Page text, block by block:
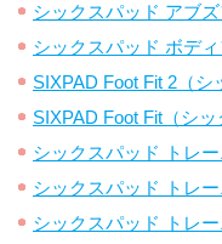
シックスパッド アブ
シックスパッド ボデ
SIXPAD Foot Fit 2（シ
SIXPAD Foot Fit（シ
シックスパッド トレ
シックスパッド トレ
シックスパッド トレ